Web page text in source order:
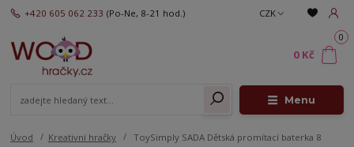
Menu
CZK
+420 605 062 233 (Po-Ne, 8-21 hod.)
0
0 Kč
Úvod Kreativní hračky
ToySimply SADA Dětská promítací baterka 8